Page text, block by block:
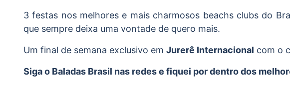
3 festas nos melhores e mais charmosos beachs clubs do
que sempre deixa uma vontade de quero mais.
Um final de semana exclusivo em Jurerê Internacional com o
Siga o Baladas Brasil nas redes e fiquei por dentro dos